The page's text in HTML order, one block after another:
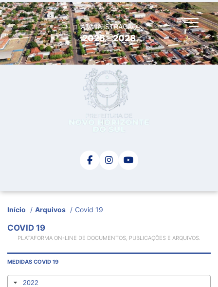
ADMINISTRAÇÃO
2025 - 2028
Início / Arquivos / Covid 19
COVID 19
PLATAFORMA ON-LINE DE DOCUMENTOS, PUBLICAÇÕES E ARQUIVOS.
MEDIDAS COVID 19
2022